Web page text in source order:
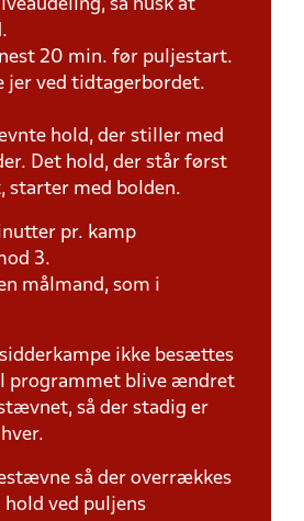
så husk at
20 min. før puljestart.
jer ved tidtagerbordet.
hold, der stiller med
Det hold, der står først
starter med bolden.
pr. kamp
3.
målmand, som i
ikke besættes
programmet blive ændret
så der stadig er
så der overrækkes
ved puljens